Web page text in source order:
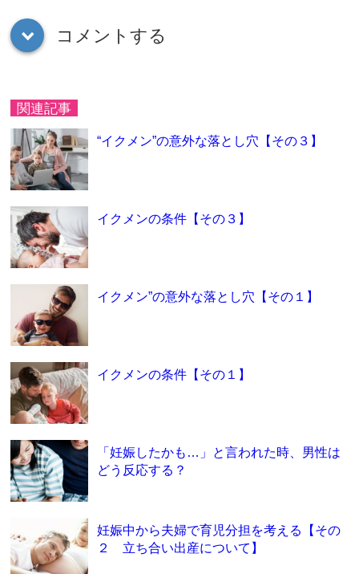
down コメントする
関連記事
“イクメン”の意外な落とし穴【その３】
イクメンの条件【その３】
イクメン”の意外な落とし穴【その１】
イクメンの条件【その１】
「妊娠したかも…」と言われた時、男性は
どう反応する？
妊娠中から夫婦で育児分担を考える【その
２ 立ち合い出産について】